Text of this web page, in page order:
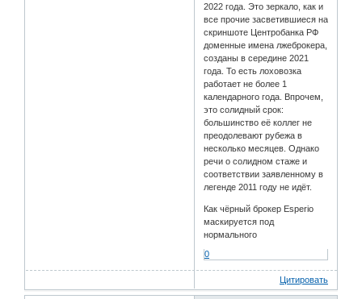
2022 года. Это зеркало, как и
все прочие засветившиеся на
скриншоте Центробанка РФ
доменные имена лжеброкера,
созданы в середине 2021
года. То есть лоховозка
работает не более 1
календарного года. Впрочем,
это солидный срок:
большинство её коллег не
преодолевают рубежа в
несколько месяцев. Однако
речи о солидном стаже и
соответствии заявленному в
легенде 2011 году не идёт.
Как чёрный брокер Esperio
маскируется под
нормального
0
Цитировать